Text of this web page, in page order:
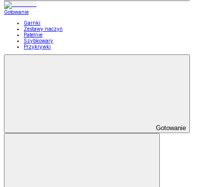
Gotowanie
Garnki
Zestawy naczyń
Patelnie
Szybkowary
Przykrywki
Gotowanie